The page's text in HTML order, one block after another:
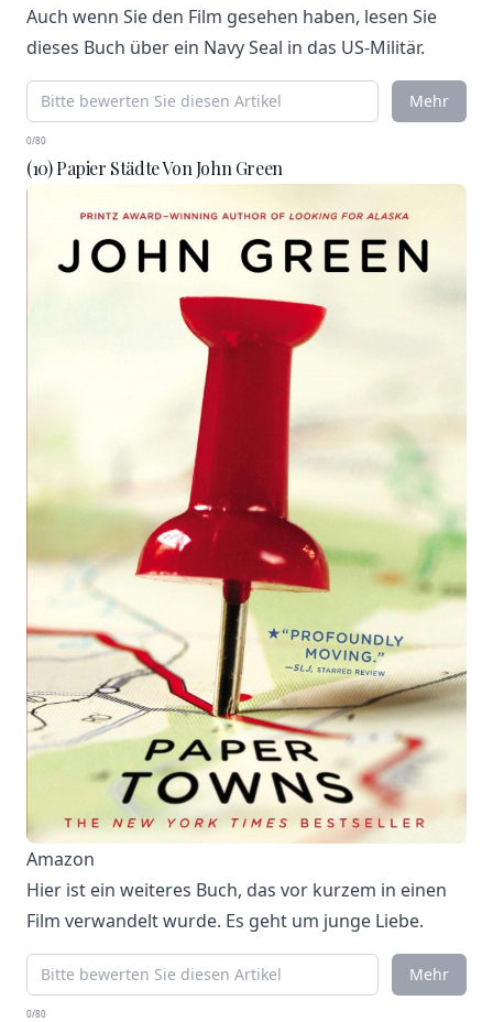
Auch wenn Sie den Film gesehen haben, lesen Sie
dieses Buch über ein Navy Seal in das US-Militär.
Mehr
0/80
(10) Papier Städte Von John Green
Amazon
Hier ist ein weiteres Buch, das vor kurzem in einen
Film verwandelt wurde. Es geht um junge Liebe.
Mehr
0/80